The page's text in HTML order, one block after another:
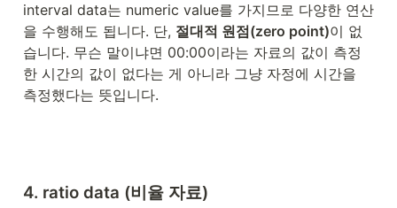
interval data는 numeric value를 가지므로 다양한 연산
을 수행해도 됩니다. 단, 절대적 원점(zero point)이 없
습니다. 무슨 말이냐면 00:00이라는 자료의 값이 측정
한 시간의 값이 없다는 게 아니라 그냥 자정에 시간을
측정했다는 뜻입니다.
4. ratio data (비율 자료)